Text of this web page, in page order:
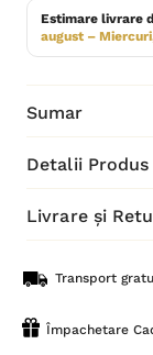
Estimare livrare
august –
Sumar
Detalii Produs
Livrare și
Transport
Împachetare